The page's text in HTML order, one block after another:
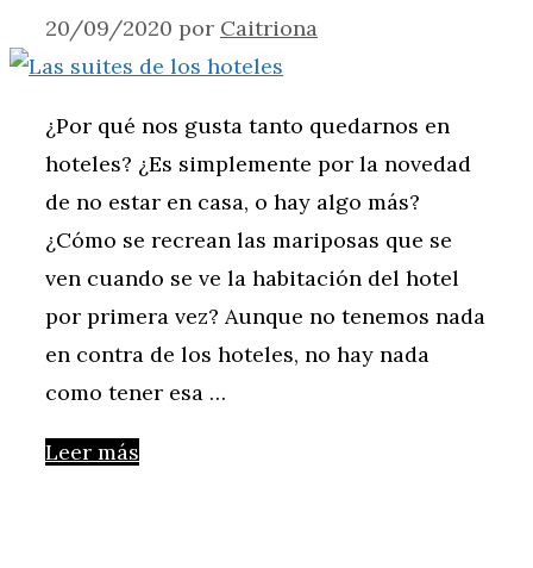
20/09/2020 por Caitriona
¿Por qué nos gusta tanto quedarnos en
hoteles? ¿Es simplemente por la novedad
de no estar en casa, o hay algo más?
¿Cómo se recrean las mariposas que se
ven cuando se ve la habitación del hotel
por primera vez? Aunque no tenemos nada
en contra de los hoteles, no hay nada
como tener esa …
Leer más